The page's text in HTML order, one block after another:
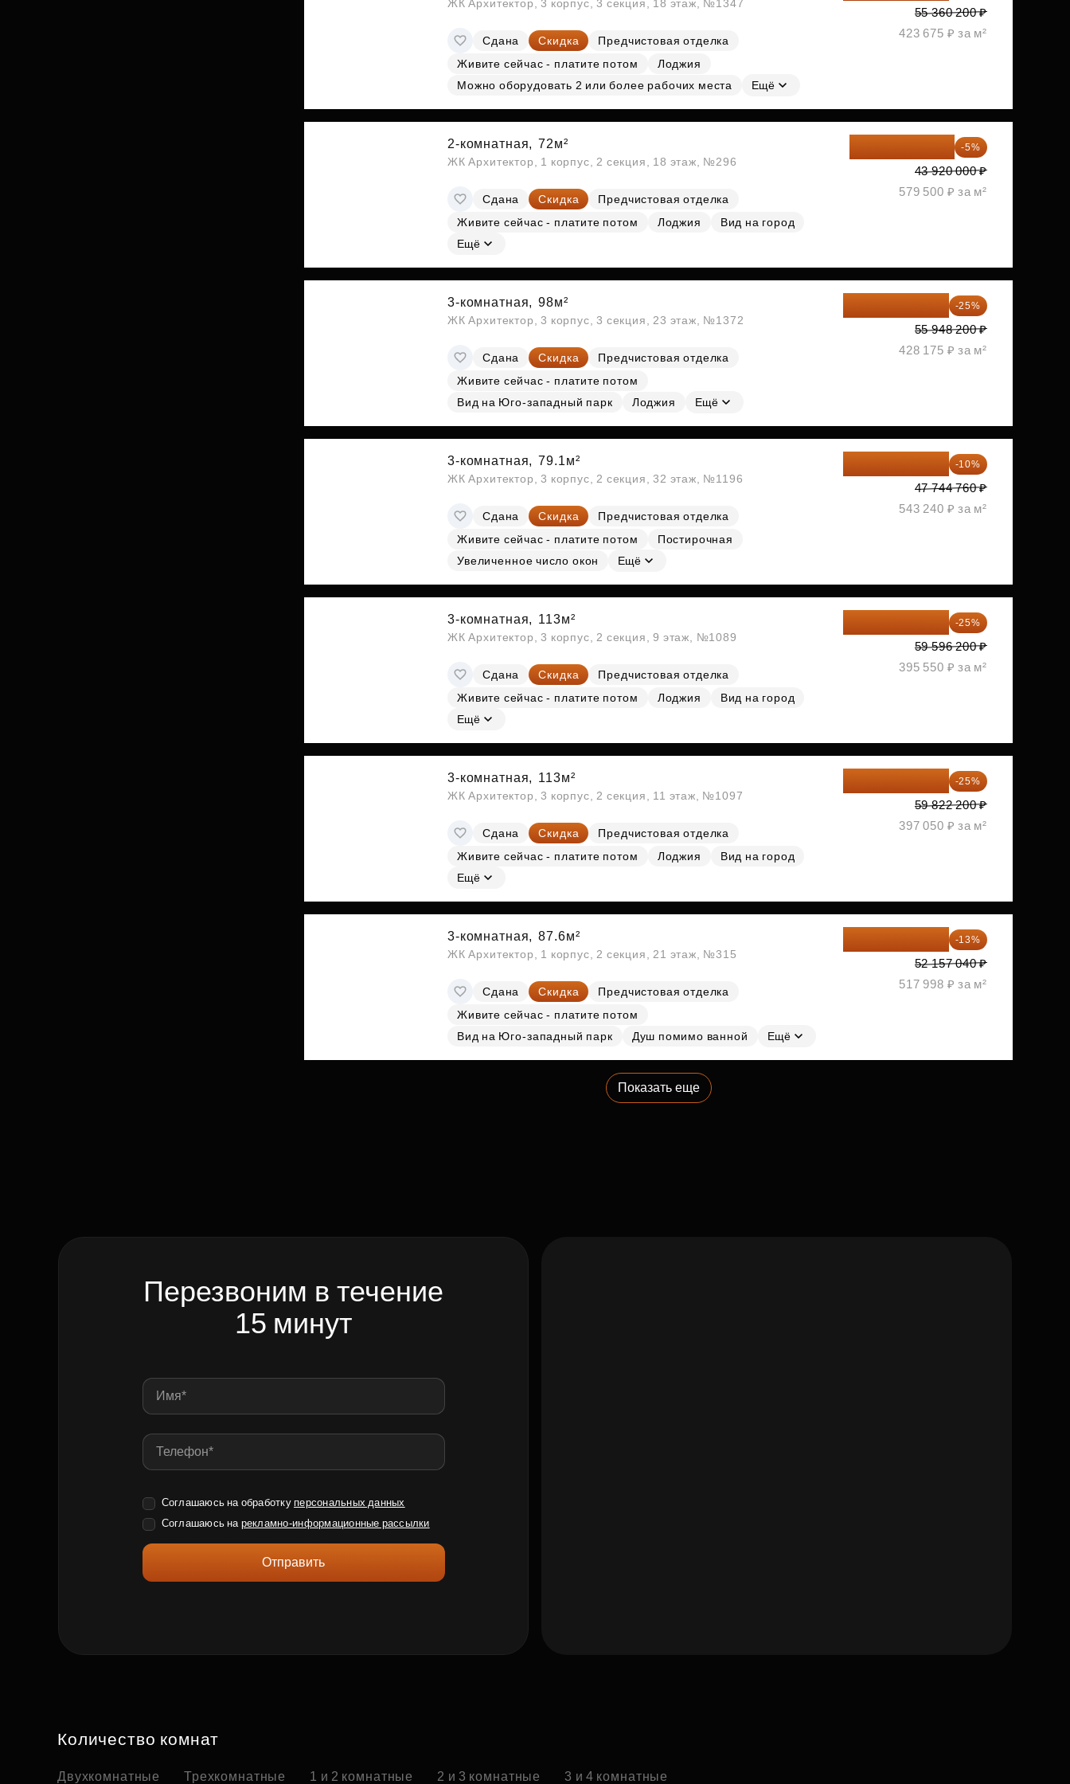
ЖК Архитектор, 3 корпус, 3 секция, 18 этаж, №1347
Сдана Скидка
Предчистовая отделка
Живите сейчас - платите потом
Лоджия
Можно оборудовать 2 или более рабочих места
Ещё
55 360 200 ₽
423 675 ₽ за м²
2-комнатная, 72м²
ЖК Архитектор, 1 корпус, 2 секция, 18 этаж, №296
Сдана Скидка
Предчистовая отделка
Живите сейчас - платите потом
Лоджия
Вид на город
Ещё
41 724 000 ₽ -5%
43 920 000 ₽
579 500 ₽ за м²
3-комнатная, 98м²
ЖК Архитектор, 3 корпус, 3 секция, 23 этаж, №1372
Сдана Скидка
Предчистовая отделка
Живите сейчас - платите потом
Вид на Юго-западный парк
Лоджия Ещё
-25%
55 948 200 ₽
428 175 ₽ за м²
3-комнатная, 79.1м²
ЖК Архитектор, 3 корпус, 2 секция, 32 этаж, №1196
Сдана Скидка
Предчистовая отделка
Живите сейчас - платите потом
Постирочная
Увеличенное число окон
Ещё
-10%
47 744 760 ₽
543 240 ₽ за м²
3-комнатная, 113м²
ЖК Архитектор, 3 корпус, 2 секция, 9 этаж, №1089
Сдана Скидка
Предчистовая отделка
Живите сейчас - платите потом
Лоджия
Вид на город
Ещё
-25%
59 596 200 ₽
395 550 ₽ за м²
3-комнатная, 113м²
ЖК Архитектор, 3 корпус, 2 секция, 11 этаж, №1097
Сдана Скидка
Предчистовая отделка
Живите сейчас - платите потом
Лоджия
Вид на город
Ещё
-25%
59 822 200 ₽
397 050 ₽ за м²
3-комнатная, 87.6м²
ЖК Архитектор, 1 корпус, 2 секция, 21 этаж, №315
Сдана Скидка
Предчистовая отделка
Живите сейчас - платите потом
Вид на Юго-западный парк
Душ помимо ванной Ещё
-13%
52 157 040 ₽
517 998 ₽ за м²
Показать еще
Перезвоним в течение
15 минут
Соглашаюсь на обработку персональных данных
Соглашаюсь на рекламно-информационные рассылки
Отправить
Количество комнат
Двухкомнатные Трехкомнатные 1 и 2 комнатные 2 и 3 комнатные 3 и 4 комнатные